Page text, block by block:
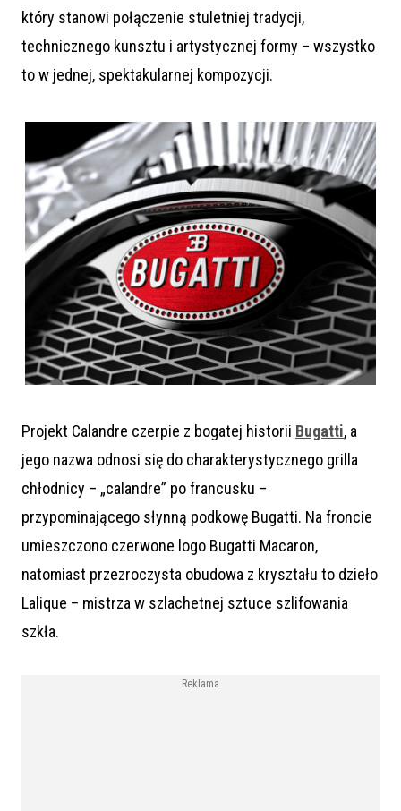
który stanowi połączenie stuletniej tradycji,
technicznego kunsztu i artystycznej formy – wszystko
to w jednej, spektakularnej kompozycji.
Projekt Calandre czerpie z bogatej historii Bugatti, a
jego nazwa odnosi się do charakterystycznego grilla
chłodnicy – „calandre” po francusku –
przypominającego słynną podkowę Bugatti. Na froncie
umieszczono czerwone logo Bugatti Macaron,
natomiast przezroczysta obudowa z kryształu to dzieło
Lalique – mistrza w szlachetnej sztuce szlifowania
szkła.
Reklama